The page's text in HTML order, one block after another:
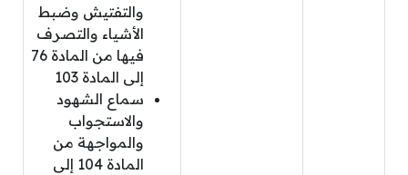
والتفتيش وضبط
الأشياء والتصرف
فيها من المادة 76
إلى المادة 103
سماع الشهود
والاستجواب
والمواجهة من
المادة 104 إلى